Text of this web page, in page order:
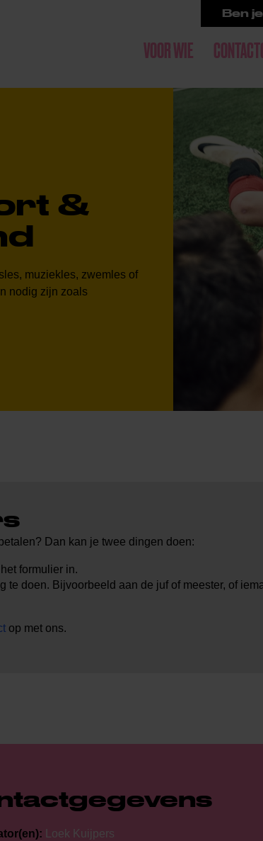
Ben
VOOR WIE
&
muziekles, zwemles of
nodig zijn zoals
Dan kan je twee dingen doen:
formulier in.
te doen. Bijvoorbeeld aan de juf of meester, of
op met ons.
Loek Kuijpers